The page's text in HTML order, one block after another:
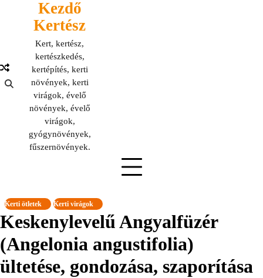
Kezdő
Kertész
Kert, kertész,
kertészkedés,
kertépítés, kerti
növények, kerti
virágok, évelő
növények, évelő
virágok,
gyógynövények,
fűszernövények.
Kerti ötletek Kerti virágok
Keskenylevelű Angyalfüzér
(Angelonia angustifolia)
ültetése, gondozása, szaporítása